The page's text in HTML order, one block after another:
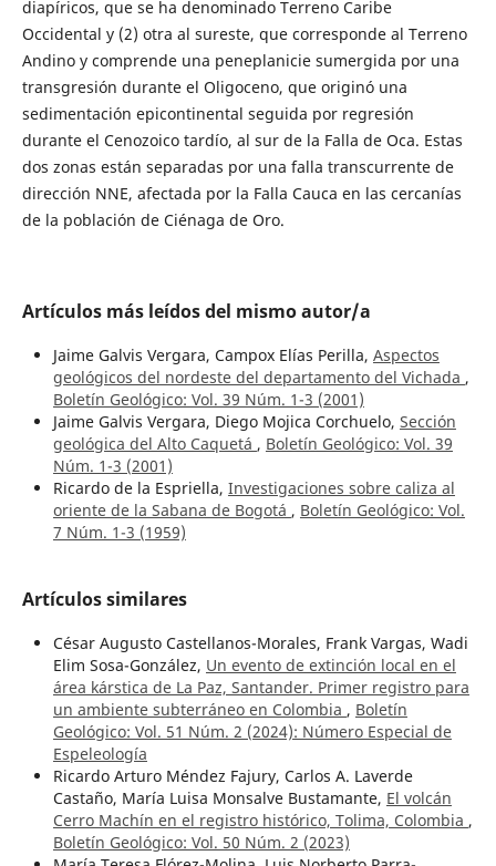
diapíricos, que se ha denominado Terreno Caribe
Occidental y (2) otra al sureste, que corresponde al Terreno
Andino y comprende una peneplanicie sumergida por una
transgresión durante el Oligoceno, que originó una
sedimentación epicontinental seguida por regresión
durante el Cenozoico tardío, al sur de la Falla de Oca. Estas
dos zonas están separadas por una falla transcurrente de
dirección NNE, afectada por la Falla Cauca en las cercanías
de la población de Ciénaga de Oro.
Artículos más leídos del mismo autor/a
Jaime Galvis Vergara, Campox Elías Perilla, Aspectos
geológicos del nordeste del departamento del Vichada ,
Boletín Geológico: Vol. 39 Núm. 1-3 (2001)
Jaime Galvis Vergara, Diego Mojica Corchuelo, Sección
geológica del Alto Caquetá , Boletín Geológico: Vol. 39
Núm. 1-3 (2001)
Ricardo de la Espriella, Investigaciones sobre caliza al
oriente de la Sabana de Bogotá , Boletín Geológico: Vol.
7 Núm. 1-3 (1959)
Artículos similares
César Augusto Castellanos-Morales, Frank Vargas, Wadi
Elim Sosa-González, Un evento de extinción local en el
área kárstica de La Paz, Santander. Primer registro para
un ambiente subterráneo en Colombia , Boletín
Geológico: Vol. 51 Núm. 2 (2024): Número Especial de
Espeleología
Ricardo Arturo Méndez Fajury, Carlos A. Laverde
Castaño, María Luisa Monsalve Bustamante, El volcán
Cerro Machín en el registro histórico, Tolima, Colombia ,
Boletín Geológico: Vol. 50 Núm. 2 (2023)